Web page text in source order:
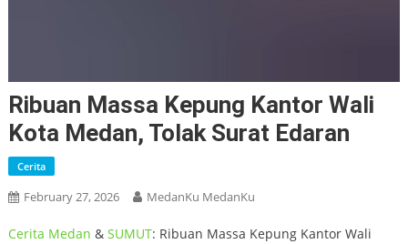
Ribuan Massa Kepung Kantor Wali
Kota Medan, Tolak Surat Edaran
Cerita
February 27, 2026 MedanKu MedanKu
Cerita Medan & SUMUT: Ribuan Massa Kepung Kantor Wali